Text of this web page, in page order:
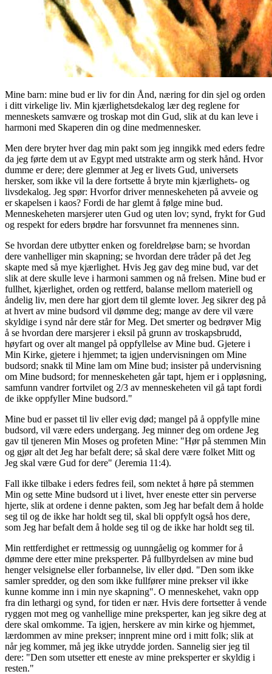
Mine barn: mine bud er liv for din Ånd, næring for din sjel og orden
i ditt virkelige liv. Min kjærlighetsdekalog lær deg reglene for
menneskets samvære og troskap mot din Gud, slik at du kan leve i
harmoni med Skaperen din og dine medmennesker.
Men dere bryter hver dag min pakt som jeg inngikk med eders fedre
da jeg førte dem ut av Egypt med utstrakte arm og sterk hånd. Hvor
dumme er dere; dere glemmer at Jeg er livets Gud, universets
hersker, som ikke vil la dere fortsette å bryte min kjærlighets- og
livsdekalog. Jeg spør: Hvorfor driver menneskeheten på avveie og
er skapelsen i kaos? Fordi de har glemt å følge mine bud.
Menneskeheten marsjerer uten Gud og uten lov; synd, frykt for Gud
og respekt for eders brødre har forsvunnet fra mennenes sinn.
Se hvordan dere utbytter enken og foreldreløse barn; se hvordan
dere vanhelliger min skapning; se hvordan dere tråder på det Jeg
skapte med så mye kjærlighet. Hvis Jeg gav deg mine bud, var det
slik at dere skulle leve i harmoni sammen og nå frelsen. Mine bud er
fullhet, kjærlighet, orden og rettferd, balanse mellom materiell og
åndelig liv, men dere har gjort dem til glemte lover. Jeg sikrer deg på
at hvert av mine budsord vil dømme deg; mange av dere vil være
skyldige i synd når dere står for Meg. Det smerter og bedrøver Mig
å se hvordan dere marsjerer i eksil på grunn av troskapsbrudd,
høyfart og over alt mangel på oppfyllelse av Mine bud. Gjetere i
Min Kirke, gjetere i hjemmet; ta igjen undervisningen om Mine
budsord; snakk til Mine lam om Mine bud; insister på undervisning
om Mine budsord; for menneskeheten går tapt, hjem er i oppløsning,
samfunn vandrer fortvilet og 2/3 av menneskeheten vil gå tapt fordi
de ikke oppfyller Mine budsord."
Mine bud er passet til liv eller evig død; mangel på å oppfylle mine
budsord, vil være eders undergang. Jeg minner deg om ordene Jeg
gav til tjeneren Min Moses og profeten Mine: "Hør på stemmen Min
og gjør alt det Jeg har befalt dere; så skal dere være folket Mitt og
Jeg skal være Gud for dere" (Jeremia 11:4).
Fall ikke tilbake i eders fedres feil, som nektet å høre på stemmen
Min og sette Mine budsord ut i livet, hver eneste etter sin perverse
hjerte, slik at ordene i denne pakten, som Jeg har befalt dem å holde
seg til og de ikke har holdt seg til, skal bli oppfylt også hos dere,
som Jeg har befalt dem å holde seg til og de ikke har holdt seg til.
Min rettferdighet er rettmessig og uunngåelig og kommer for å
dømme dere etter mine preksperter. På fullbyrdelsen av mine bud
henger velsignelse eller forbannelse, liv eller død. "Den som ikke
samler spredder, og den som ikke fullfører mine prekser vil ikke
kunne komme inn i min nye skapning". O menneskehet, vakn opp
fra din lethargi og synd, for tiden er nær. Hvis dere fortsetter å vende
ryggen mot meg og vanhellige mine preksperter, kan jeg sikre deg at
dere skal omkomme. Ta igjen, herskere av min kirke og hjemmet,
lærdommen av mine prekser; innprent mine ord i mitt folk; slik at
når jeg kommer, må jeg ikke utrydde jorden. Sannelig sier jeg til
dere: "Den som utsetter ett eneste av mine preksperter er skyldig i
resten."